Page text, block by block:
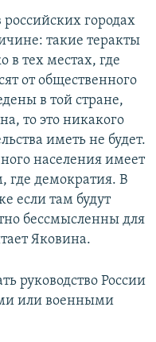
городах
такие теракты
в тех местах, где
от общественного
в той стране,
то это никакого
иметь не будет.
населения имеет
где демократия. В
если там будут
бессмысленны для
Яковина.
руководство России
или военными